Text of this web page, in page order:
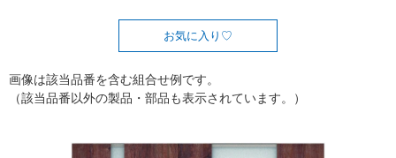
お気に入り
画像は該当品番を含む組合せ例です。
（該当品番以外の製品・部品も表示されています。）